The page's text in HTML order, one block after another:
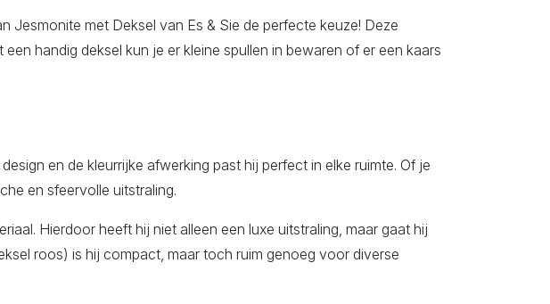
Jesmonite met Deksel van Es & Sie de perfecte keuze! Deze
handig deksel kun je er kleine spullen in bewaren of er een kaars
en de kleurrijke afwerking past hij perfect in elke ruimte. Of je
en sfeervolle uitstraling.
Hierdoor heeft hij niet alleen een luxe uitstraling, maar gaat hij
roos) is hij compact, maar toch ruim genoeg voor diverse